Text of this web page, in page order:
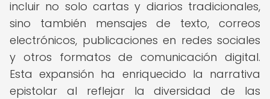
incluir no solo cartas y diarios tradicionales,
sino también mensajes de texto, correos
electrónicos, publicaciones en redes sociales
y otros formatos de comunicación digital.
Esta expansión ha enriquecido la narrativa
epistolar al reflejar la diversidad de las